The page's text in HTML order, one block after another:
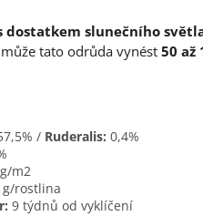
dostatkem slunečního
tato odrůda vynést 50 až
/ Ruderalis: 0,4%
m2
g/rostlina
9 týdnů od vyklíčení